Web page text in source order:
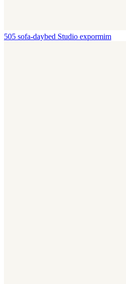
505 sofa-daybed Studio expormim